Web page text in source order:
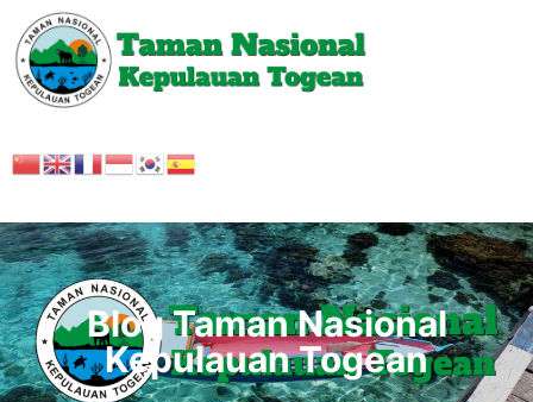
Blog Taman Nasional
Kepulauan Togean